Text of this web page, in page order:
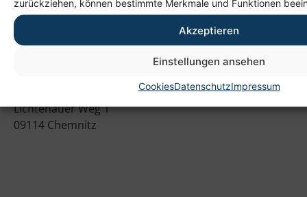
zurückziehen, können bestimmte Merkmale und Funktionen
Akzeptieren
Einstellungen ansehen
CookiesDatenschutzImpressum
Heim gemeinnützige GmbH
Lichtenauer Weg 1
09114 Chemnitz